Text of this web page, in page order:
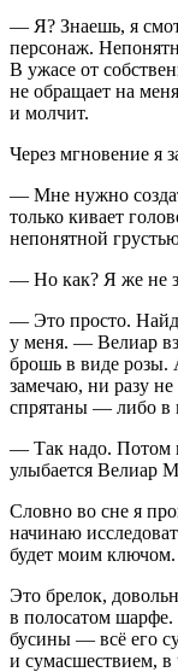
— Я? Знаешь, я
персонаж.
В ужасе от
не обращает на
и молчит.
Через мгновение я
— Мне нужно
только кивает
непонятной
— Но как? Я же не
— Это просто.
у меня. — Велиар
брошь в виде розы.
замечаю, ни разу
спрятаны — либо в
— Так надо. Потом
улыбается Велиар
Словно во сне я
начинаю
будет моим ключом.
Это брелок,
в полосатом
бусины — всё его
и сумасшествием, в